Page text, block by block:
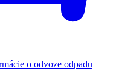
o odvoze odpadu